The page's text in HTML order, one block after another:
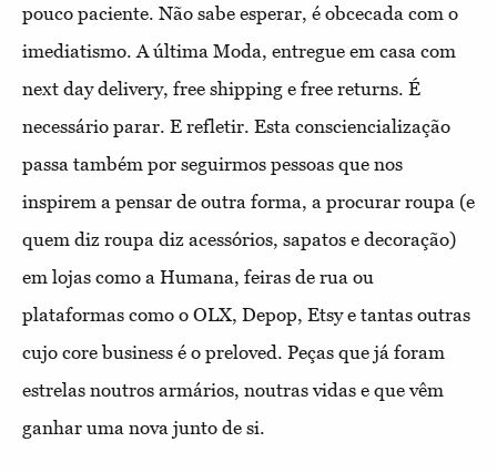
pouco paciente. Não sabe esperar, é obcecada com o
imediatismo. A última Moda, entregue em casa com
next day delivery, free shipping e free returns. É
necessário parar. E refletir. Esta consciencialização
passa também por seguirmos pessoas que nos
inspirem a pensar de outra forma, a procurar roupa (e
quem diz roupa diz acessórios, sapatos e decoração)
em lojas como a Humana, feiras de rua ou
plataformas como o OLX, Depop, Etsy e tantas outras
cujo core business é o preloved. Peças que já foram
estrelas noutros armários, noutras vidas e que vêm
ganhar uma nova junto de si.